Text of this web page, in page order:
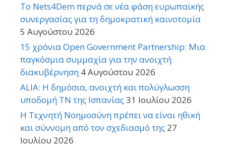
Το Nets4Dem περνά σε νέα φάση ευρωπαϊκής
συνεργασίας για τη δημοκρατική καινοτομία
5 Αυγούστου 2026
15 χρόνια Open Government Partnership: Μια
παγκόσμια συμμαχία για την ανοιχτή
διακυβέρνηση 4 Αυγούστου 2026
ALIA: Η δημόσια, ανοιχτή και πολύγλωσση
υποδομή ΤΝ της Ισπανίας 31 Ιουλίου 2026
Η Τεχνητή Νοημοσύνη πρέπει να είναι ηθική
και σύννομη από τον σχεδιασμό της 27
Ιουλίου 2026